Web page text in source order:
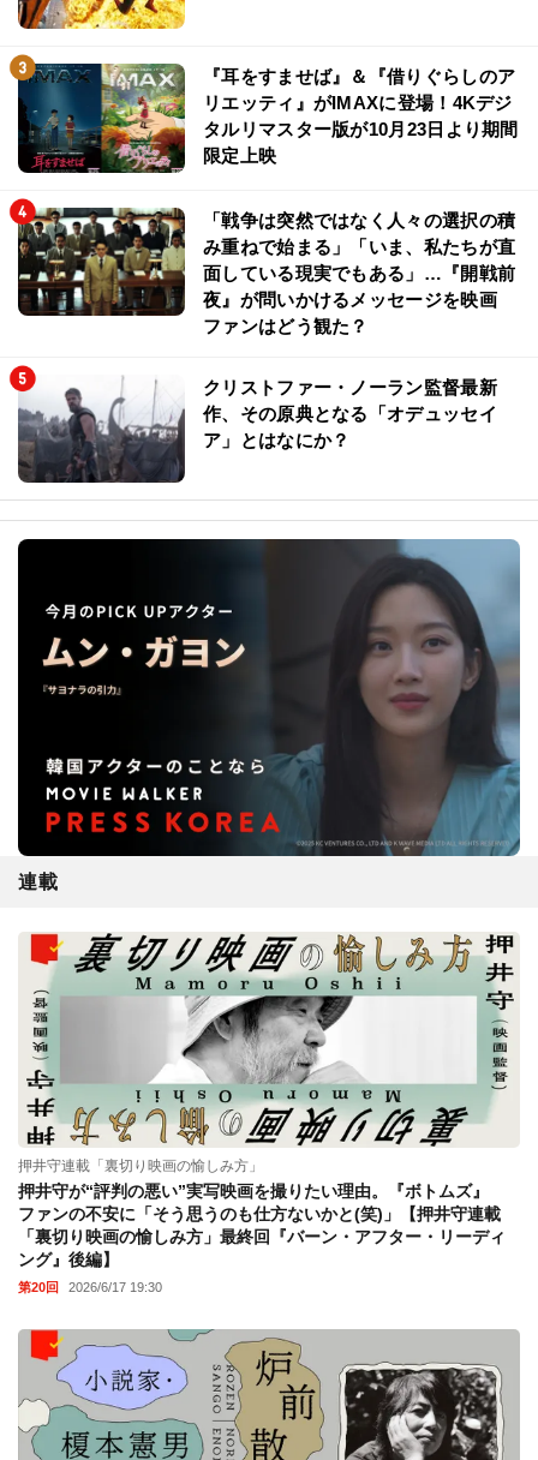
『耳をすませば』＆『借りぐらしのア
リエッティ』がIMAXに登場！4Kデジ
タルリマスター版が10月23日より期間
限定上映
「戦争は突然ではなく人々の選択の積
み重ねで始まる」「いま、私たちが直
面している現実でもある」…『開戦前
夜』が問いかけるメッセージを映画
ファンはどう観た？
クリストファー・ノーラン監督最新
作、その原典となる「オデュッセイ
ア」とはなにか？
連載
押井守連載「裏切り映画の愉しみ方」
押井守が“評判の悪い”実写映画を撮りたい理由。『ボトムズ』
ファンの不安に「そう思うのも仕方ないかと(笑)」【押井守連載
「裏切り映画の愉しみ方」最終回『バーン・アフター・リーディ
ング』後編】
第20回 2026/6/17 19:30